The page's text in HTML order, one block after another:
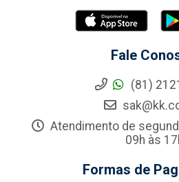
Fale
(81)
Atendimento de
09h às
Formas de